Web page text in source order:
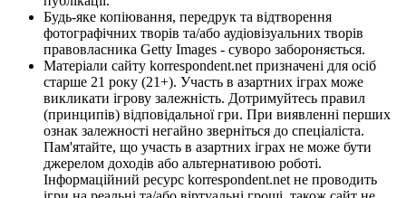
Будь-яке копіювання, передрук та відтворення
фотографічних творів та/або аудіовізуальних творів
правовласника Getty Images - суворо забороняється.
Матеріали сайту korrespondent.net призначені для осіб
старше 21 року (21+). Участь в азартних іграх може
викликати ігрову залежність. Дотримуйтесь правил
(принципів) відповідальної гри. При виявленні перших
ознак залежності негайно зверніться до спеціаліста.
Пам'ятайте, що участь в азартних іграх не може бути
джерелом доходів або альтернативою роботі.
Інформаційний ресурс korrespondent.net не проводить